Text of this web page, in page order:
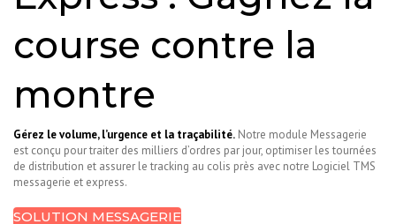
course contre la
montre
Gérez le volume, l’urgence et la traçabilité. Notre module Messagerie
est conçu pour traiter des milliers d’ordres par jour, optimiser les tournées
de distribution et assurer le tracking au colis près avec notre Logiciel TMS
messagerie et express.
SOLUTION MESSAGERIE